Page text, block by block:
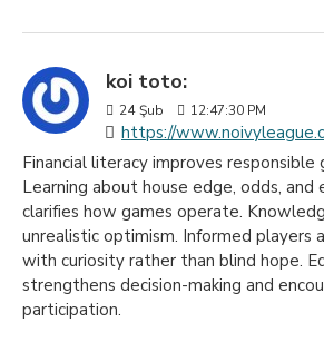
koi toto:
24 Şub 12:47:30 PM
https://
Financial literacy improves responsible
Learning about house edge, odds, and
clarifies how games operate.
unrealistic optimism. Informed players
with curiosity rather than blind hope.
strengthens decision-making and
participation.